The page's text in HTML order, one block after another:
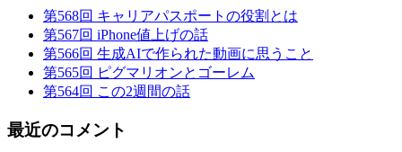
れ
こ
れ
+2017
年
第568回 キャリアパスポートの役割とは
第567回 iPhone値上げの話
第566回 生成AIで作られた動画に思うこと
第565回 ピグマリオンとゴーレム
第564回 この2週間の話
最近のコメント